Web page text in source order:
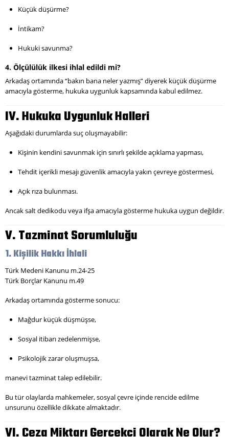
Küçük düşürme?
İntikam?
Hukuki savunma?
4. Ölçülülük ilkesi ihlal edildi mi?
Arkadaş ortamında “bakın bana neler yazmış” diyerek küçük düşürme
amacıyla gösterme, hukuka uygunluk kapsamında kabul edilmez.
IV. Hukuka Uygunluk Halleri
Aşağıdaki durumlarda suç oluşmayabilir:
Kişinin kendini savunmak için sınırlı şekilde açıklama yapması,
Tehdit içerikli mesajı güvenlik amacıyla yakın çevreye göstermesi,
Açık rıza bulunması.
Ancak salt dedikodu veya ifşa amacıyla gösterme hukuka uygun değildir.
V. Tazminat Sorumluluğu
1. Kişilik Hakkı İhlali
Türk Medeni Kanunu m.24-25
Türk Borçlar Kanunu m.49
Arkadaş ortamında gösterme sonucu:
Mağdur küçük düşmüşse,
Sosyal itibarı zedelenmişse,
Psikolojik zarar oluşmuşsa,
manevi tazminat talep edilebilir.
Bu tür olaylarda mahkemeler, sosyal çevre içinde rencide edilme
unsurunu özellikle dikkate almaktadır.
VI. Ceza Miktarı Gerçekçi Olarak Ne Olur?